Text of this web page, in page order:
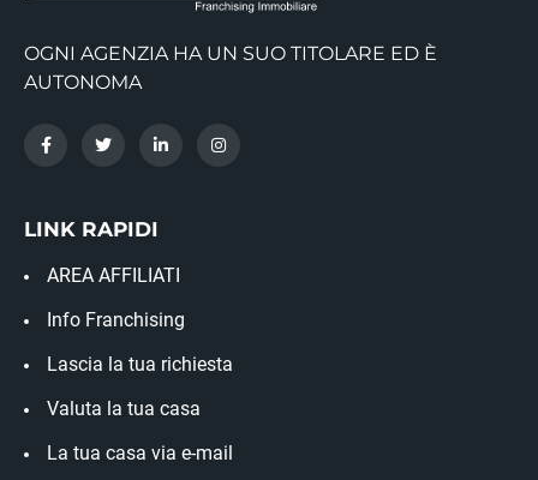
OGNI AGENZIA HA UN SUO TITOLARE ED È
AUTONOMA
LINK RAPIDI
AREA AFFILIATI
Info Franchising
Lascia la tua richiesta
Valuta la tua casa
La tua casa via e-mail